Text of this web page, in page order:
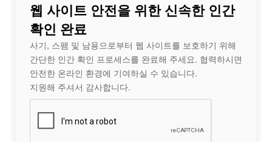
웹 사이트 안전을 위한 신속한 인간
확인 완료
사기, 스팸 및 남용으로부터 웹 사이트를 보호하기 위해
간단한 인간 확인 프로세스를 완료해 주세요. 협력하시면
안전한 온라인 환경에 기여하실 수 있습니다.
지원해 주셔서 감사합니다.